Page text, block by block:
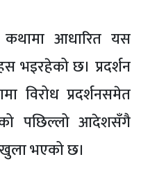
कथामा आधारित यस
भइरहेको छ। प्रदर्शन
विरोध प्रदर्शनसमेत
पछिल्लो आदेशसँगै
खुला भएको छ।